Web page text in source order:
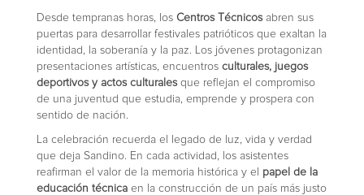
Desde tempranas horas, los Centros Técnicosabren sus
puertas para desarrollar festivales patrióticos que exaltan la
identidad, la soberanía y la paz. Los jóvenes protagonizan
presentaciones artísticas, encuentros culturales, juegos
deportivos y actos culturales que reflejan el compromiso
de una juventud que estudia, emprende y prospera con
sentido de nación.
La celebración recuerda el legado de luz, vida y verdad
que deja Sandino. En cada actividad, los asistentes
reafirman el valor de la memoria histórica y el
papel de la
educación técnica en la construcción de un país más justo